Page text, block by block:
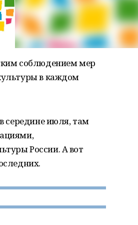
соблюдением мер
в каждом
середине июля, там
России. А вот